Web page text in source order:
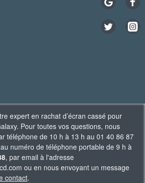
expert en rachat d’écran cassé pour
Pour toutes vos questions, nous
téléphone de 10 h à 13 h au 01 40 86 87
numéro de téléphone portable de 9 h à
, par email à l'adresse
ou en nous envoyant un message
contact.